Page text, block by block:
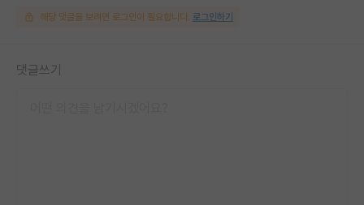
해당 댓글을 보려면 로그인이 필요합니다. 로그인하기
댓글쓰기